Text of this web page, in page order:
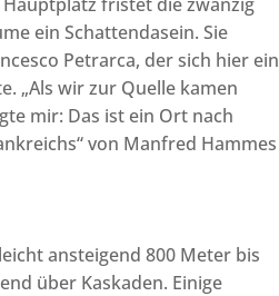
ein Schattendasein. Sie
Petrarca, der sich hier ein
„Als wir zur Quelle kamen
mir: Das ist ein Ort nach
von Manfred Hammes
ansteigend 800 Meter bis
über Kaskaden. Einige